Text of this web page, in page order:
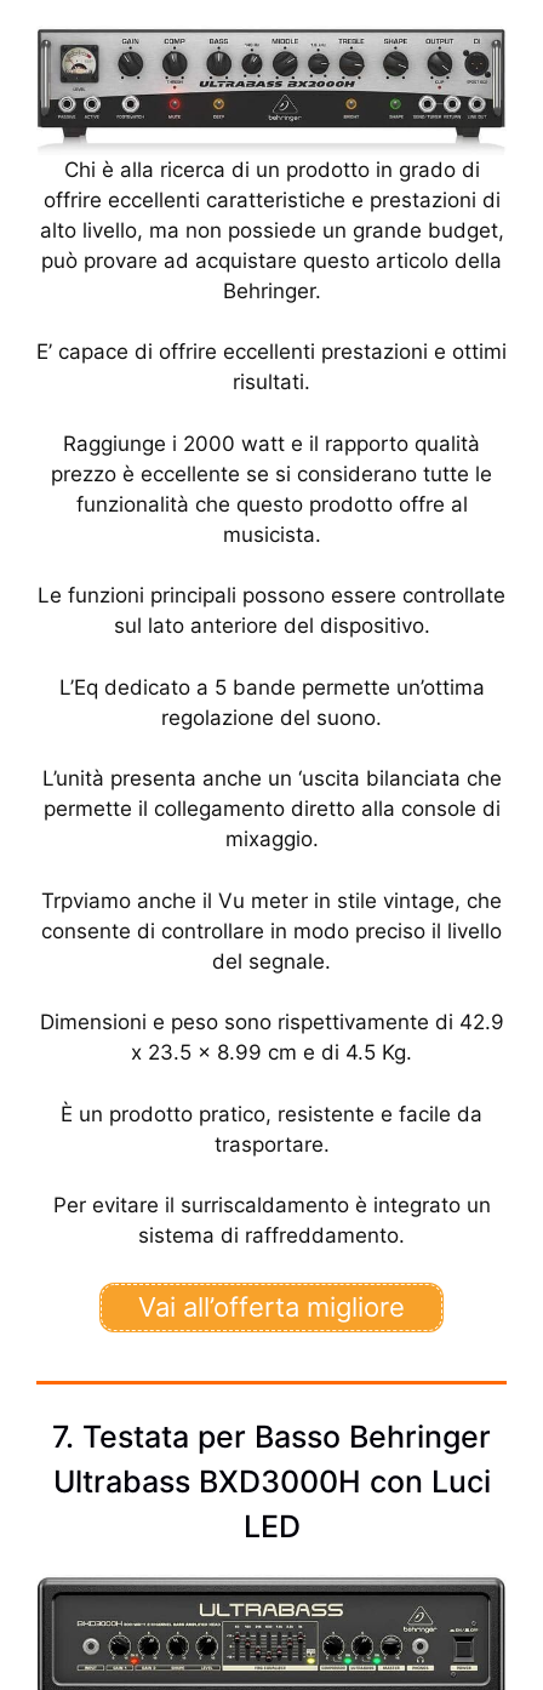
Chi è alla ricerca di un prodotto in grado di
offrire eccellenti caratteristiche e prestazioni di
alto livello, ma non possiede un grande budget,
può provare ad acquistare questo articolo della
Behringer.
E’ capace di offrire eccellenti prestazioni e ottimi
risultati.
Raggiunge i 2000 watt e il rapporto qualità
prezzo è eccellente se si considerano tutte le
funzionalità che questo prodotto offre al
musicista.
Le funzioni principali possono essere controllate
sul lato anteriore del dispositivo.
L’Eq dedicato a 5 bande permette un’ottima
regolazione del suono.
L’unità presenta anche un ‘uscita bilanciata che
permette il collegamento diretto alla console di
mixaggio.
Trpviamo anche il Vu meter in stile vintage, che
consente di controllare in modo preciso il livello
del segnale.
Dimensioni e peso sono rispettivamente di 42.9
x 23.5 x 8.99 cm e di 4.5 Kg.
È un prodotto pratico, resistente e facile da
trasportare.
Per evitare il surriscaldamento è integrato un
sistema di raffreddamento.
Vai all’offerta migliore
7. Testata per Basso Behringer
Ultrabass BXD3000H con Luci
LED